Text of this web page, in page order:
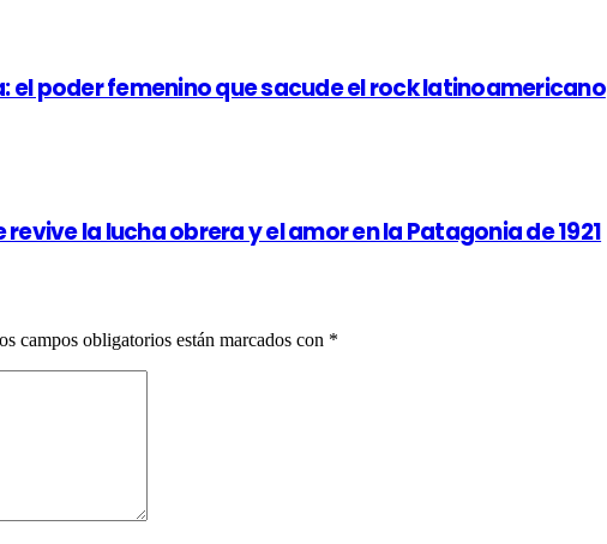
el poder femenino que sacude el rock latinoamericano
la lucha obrera y el amor en la Patagonia de 1921
campos obligatorios están marcados con *